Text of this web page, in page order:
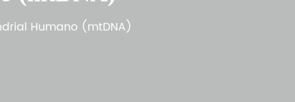
Humano (mtDNA)